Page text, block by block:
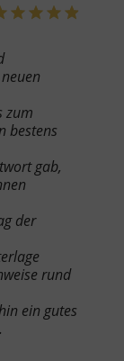
zum
bestens
gab,
der
rund
ein gutes